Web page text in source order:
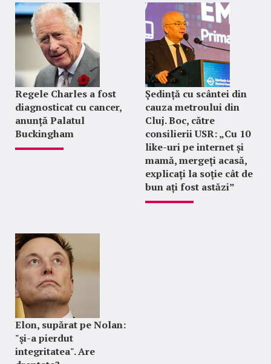
Regele Charles a fost
diagnosticat cu cancer,
anunță Palatul
Buckingham
Ședință cu scântei din
cauza metroului din
Cluj. Boc, către
consilierii USR: „Cu 10
like-uri pe internet și
mamă, mergeți acasă,
explicați la soție cât de
bun ați fost astăzi”
Elon, supărat pe Nolan:
"şi-a pierdut
integritatea". Are